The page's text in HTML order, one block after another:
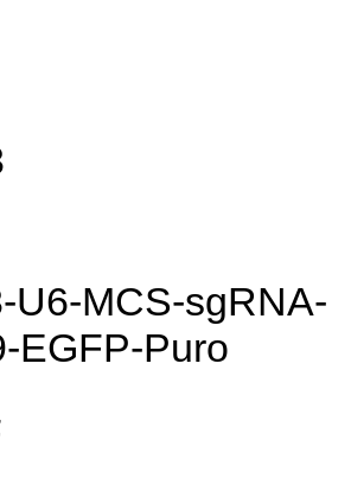
U6-MCS-sgRNA-
EGFP-Puro